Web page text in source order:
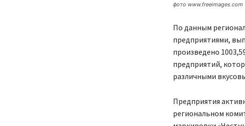
фото www.freeimages.com
По данным
предприятиями,
произведено
предприятий,
различными
Предприятия
региональном